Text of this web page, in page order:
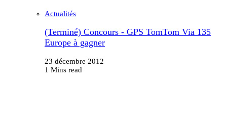
Actualités
(Terminé) Concours - GPS TomTom Via 135
Europe à gagner
23 décembre 2012
1 Mins read